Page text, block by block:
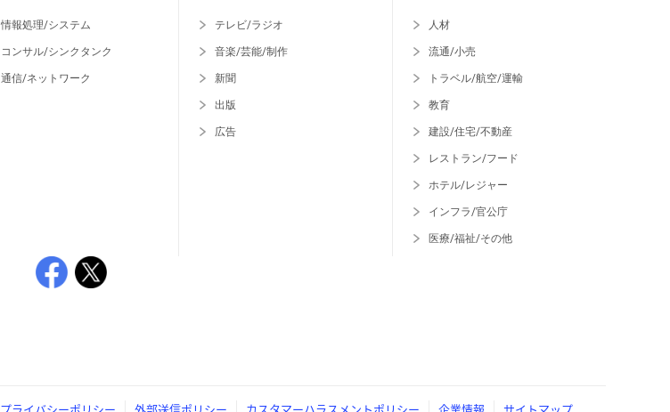
情報処理/システム
コンサル/シンクタンク
通信/ネットワーク
テレビ/ラジオ
音楽/芸能/制作
新聞
出版
広告
人材
流通/小売
トラベル/航空/運輸
教育
建設/住宅/不動産
レストラン/フード
ホテル/レジャー
インフラ/官公庁
医療/福祉/その他